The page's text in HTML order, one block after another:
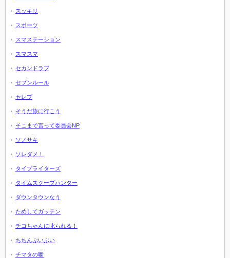
スッキリ
スポーツ
スマステーション
スマスマ
セカンドラブ
セブンルール
セレブ
そうだ旅に行こう
そこまで言って委員会NP
ソノサキ
ソレダメ！
タイプライターズ
タイムスクープハンター
ダウンタウンなう
ためしてガッテン
チコちゃんに叱られる！
ちちんぷいぷい
チマタの噺